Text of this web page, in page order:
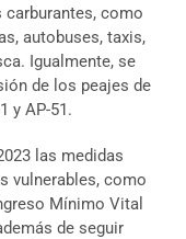
como
autobuses, taxis,
Igualmente, se
de los peajes de
y AP-51.
las medidas
vulnerables, como
Mínimo Vital
de seguir